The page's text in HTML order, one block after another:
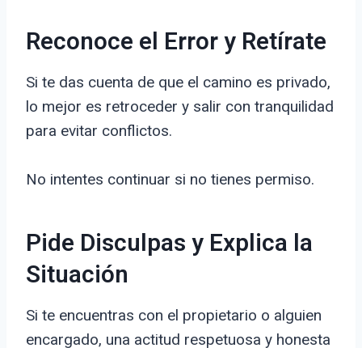
Reconoce el Error y Retírate
Si te das cuenta de que el camino es privado,
lo mejor es retroceder y salir con tranquilidad
para evitar conflictos.
No intentes continuar si no tienes permiso.
Pide Disculpas y Explica la
Situación
Si te encuentras con el propietario o alguien
encargado, una actitud respetuosa y honesta